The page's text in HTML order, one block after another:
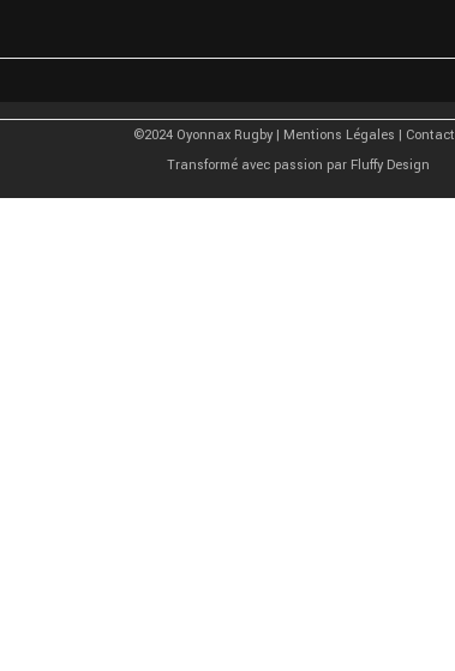
©2024 Oyonnax Rugby | Mentions Légales | Contact
Transformé avec passion par Fluffy Design